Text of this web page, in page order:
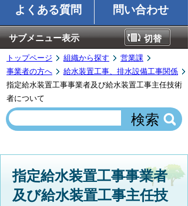
よくある質問 問い合わせ
サブメニュー表示 切替
トップページ 組織から探す
営業課
事業者の方へ
給水装置工事、排水設備工事関係
指定給水装置工事事業者及び給水装置工事主任技術
者について
指定給水装置工事事業者
及び給水装置工事主任技